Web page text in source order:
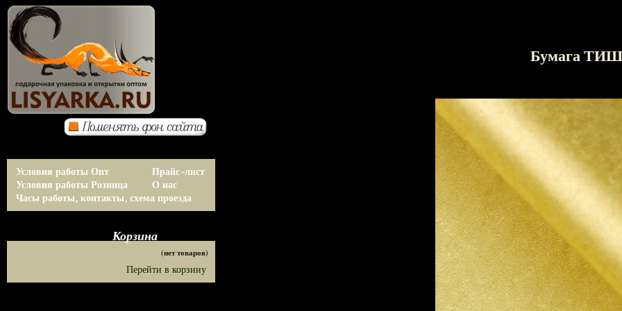
Условия работы Опт
Условия работы Розница
Прайс-лист
О нас
Часы работы, контакты, схема проезда
Корзина
(нет товаров)
Перейти в корзину
Бумага